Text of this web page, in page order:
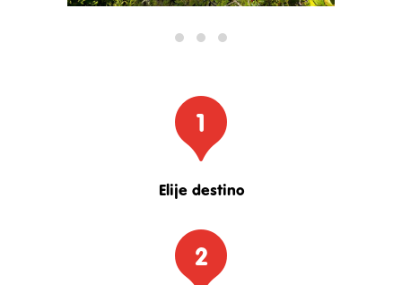
1
Elije destino
2